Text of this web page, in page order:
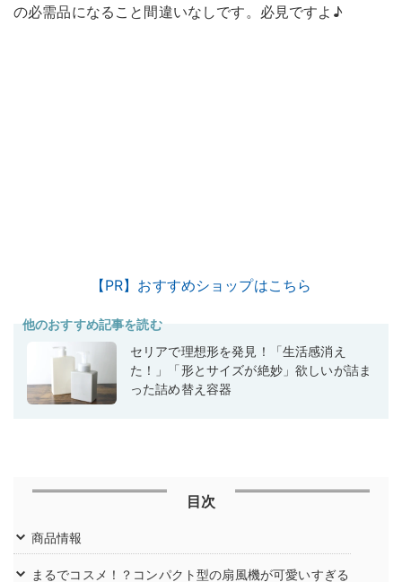
の必需品になること間違いなしです。必見ですよ♪
【PR】おすすめショップはこちら
他のおすすめ記事を読む
セリアで理想形を発見！「生活感消え
た！」「形とサイズが絶妙」欲しいが詰ま
った詰め替え容器
目次
商品情報
まるでコスメ！？コンパクト型の扇風機が可愛いすぎる